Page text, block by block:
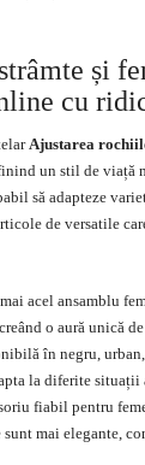
și
cu
Ajustarea
un stil de viață
să adapteze
de versatile
acel ansamblu
o aură unică
în negru,
la diferite
fiabil pentru
sunt mai elegante,